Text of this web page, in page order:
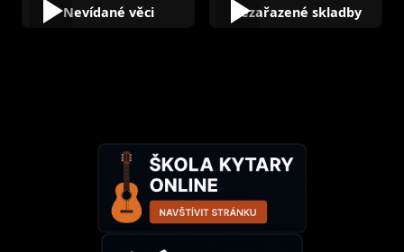
Nevídané věci Nezařazené skladby